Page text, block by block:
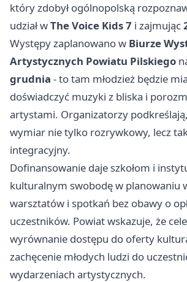
który zdobył ogólnopolską
udział wThe Voice Kids 7 i zajmując
Występy zaplanowano w Biurze
Artystycznych Powiatu Pilskiego
grudnia - to tam młodzież będzie
doświadczyć muzyki z bliska i
artystami. Organizatorzy
wymiar nie tylko rozrywkowy, lecz
integracyjny.
Dofinansowanie daje szkołom i
kulturalnym swobodę w planowaniu
warsztatów i spotkań bez obawy o
uczestników. Powiat wskazuje, że
wyrównanie dostępu do oferty
zachęcenie młodych ludzi do
wydarzeniach artystycznych.